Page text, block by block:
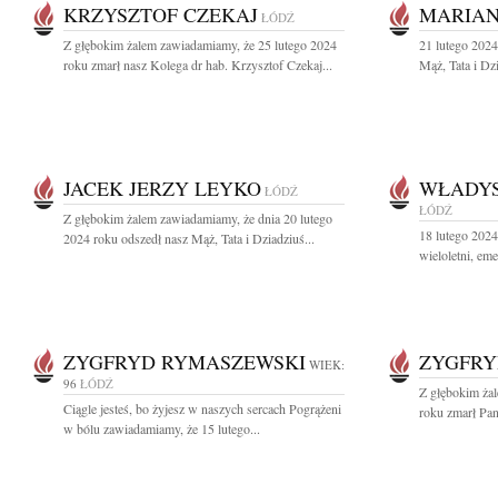
KRZYSZTOF CZEKAJ ŁÓDŹ
Z głębokim żalem zawiadamiamy, że 25 lutego 2024
roku zmarł nasz Kolega dr hab. Krzysztof Czekaj...
21 lutego
Mąż, Tata i
JACEK JERZY LEYKO ŁÓDŹ
Z głębokim żalem zawiadamiamy, że dnia 20 lutego
2024 roku odszedł nasz Mąż, Tata i Dziadziuś...
ŁÓDŹ
18 lutego
wieloletni,
ZYGFRYD RYMASZEWSKI WIEK:
96 ŁÓDŹ
Ciągle jesteś, bo żyjesz w naszych sercach Pogrążeni
w bólu zawiadamiamy, że 15 lutego...
Z głębokim
roku zmarł